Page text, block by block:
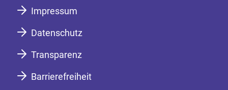
Impressum
Datenschutz
Transparenz
Barrierefreiheit